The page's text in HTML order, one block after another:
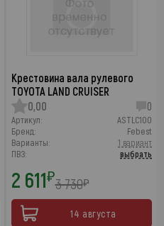
Крестовина вала рулевого
TOYOTA LAND CRUISER
0,00
0
Артикул:
ASTLC100
Бренд:
Febest
Варианты:
1 вариант
ПВЗ:
выбрать
2 611₽3 730₽
14 августа